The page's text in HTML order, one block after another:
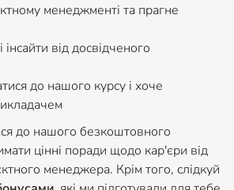
менеджменті та прагне
від досвідченого
до нашого курсу і хоче
до нашого безкоштовного
цінні поради щодо кар'єри від
менеджера. Крім того, слідкуй